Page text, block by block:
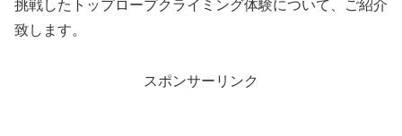
挑戦したトップロープクライミング体験について、ご紹介
致します。
スポンサーリンク